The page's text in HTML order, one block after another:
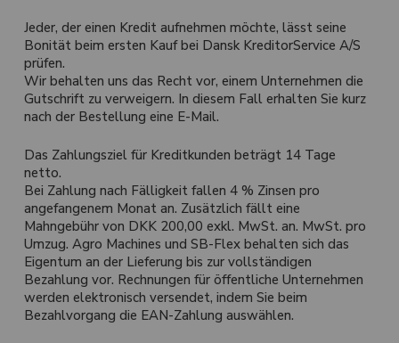
Jeder, der einen Kredit aufnehmen möchte, lässt seine
Bonität beim ersten Kauf bei Dansk KreditorService A/S
prüfen.
Wir behalten uns das Recht vor, einem Unternehmen die
Gutschrift zu verweigern. In diesem Fall erhalten Sie kurz
nach der Bestellung eine E-Mail.
Das Zahlungsziel für Kreditkunden beträgt 14 Tage
netto.
Bei Zahlung nach Fälligkeit fallen 4 % Zinsen pro
angefangenem Monat an. Zusätzlich fällt eine
Mahngebühr von DKK 200,00 exkl. MwSt. an. MwSt. pro
Umzug. Agro Machines und SB-Flex behalten sich das
Eigentum an der Lieferung bis zur vollständigen
Bezahlung vor. Rechnungen für öffentliche Unternehmen
werden elektronisch versendet, indem Sie beim
Bezahlvorgang die EAN-Zahlung auswählen.